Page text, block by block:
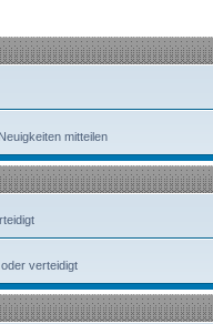
mitteilen
verteidigt